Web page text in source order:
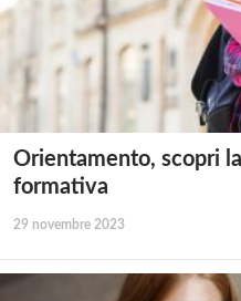
Orientamento, scopri
formativa
29 novembre 2023